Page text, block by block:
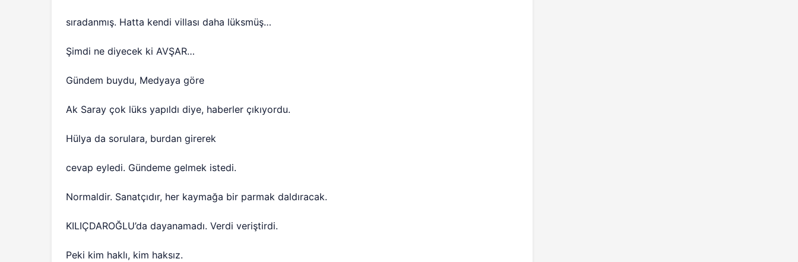
sıradanmış. Hatta kendi villası daha lüksmüş…
Şimdi ne diyecek ki AVŞAR…
Gündem buydu, Medyaya göre
Ak Saray çok lüks yapıldı diye, haberler çıkıyordu.
Hülya da sorulara, burdan girerek
cevap eyledi. Gündeme gelmek istedi.
Normaldir. Sanatçıdır, her kaymağa bir parmak daldıracak.
KILIÇDAROĞLU’da dayanamadı. Verdi veriştirdi.
Peki kim haklı, kim haksız.